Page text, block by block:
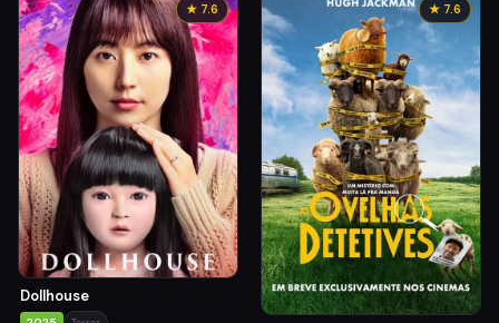
★ 7.6
Dollhouse
★ 7.6